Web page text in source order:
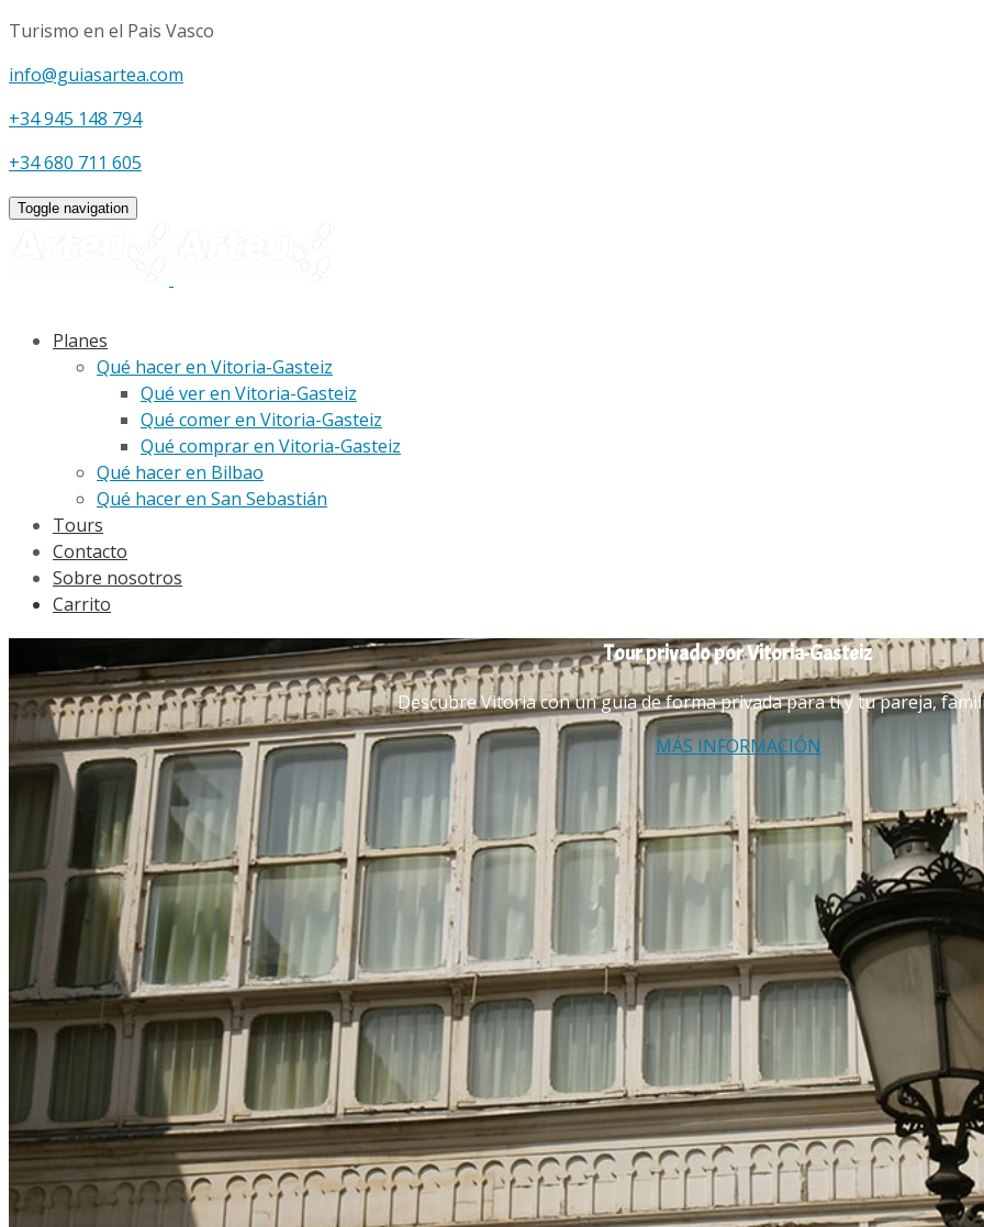
Turismo en el Pais Vasco
info@guiasartea.com
+34 945 148 794
+34 680 711 605
Toggle navigation
Planes
Qué hacer en Vitoria-Gasteiz
Qué ver en Vitoria-Gasteiz
Qué comer en Vitoria-Gasteiz
Qué comprar en Vitoria-Gasteiz
Qué hacer en Bilbao
Qué hacer en San Sebastián
Tours
Contacto
Sobre nosotros
Carrito
Tour privado por Vitoria-Gasteiz
Descubre Vitoria con un guía de forma privada para ti y tu pareja,
MÁS INFORMACIÓN